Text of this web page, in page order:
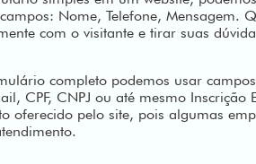
Nome, Telefone, Mensagem.
com o visitante e tirar suas
completo podemos usar
CPF, CNPJ ou até mesmo Inscrição
oferecido pelo site, pois algumas